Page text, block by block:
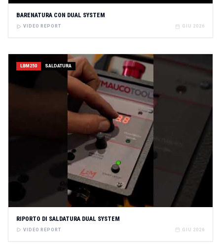
BARENATURA CON DUAL SYSTEM
VIDEO REPORT GIU 2026
LBM250 SALDATURA
RIPORTO DI SALDATURA DUAL SYSTEM
VIDEO REPORT GIU 2026